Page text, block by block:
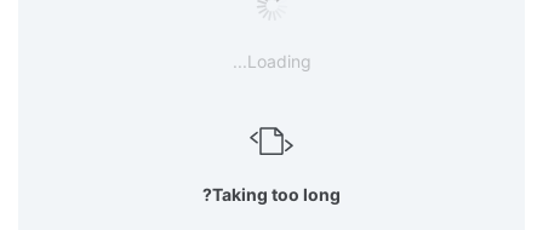
Loading...
Taking too long?